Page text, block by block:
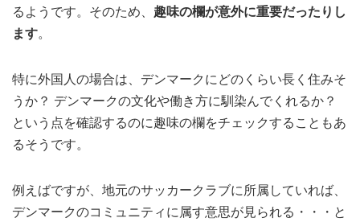
るようです。そのため、 趣味の欄が意外に重要だったりし
ます。
特に外国人の場合は、デンマークにどのくらい長く住みそ
うか？ デンマークの文化や働き方に馴染んでくれるか？
という点を確認するのに趣味の欄をチェックすることもあ
るそうです。
例えばですが、地元のサッカークラブに所属していれば、
デンマークのコミュニティに属す意思が見られる・・・と